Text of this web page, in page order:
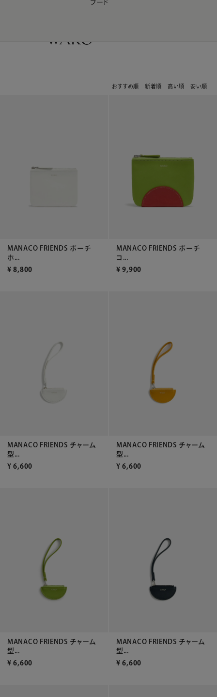
【会員様限定】夏のプレゼントキャンペーン開催中
フード
おすすめ順 新着順 高い順 安い順
MANACO FRIENDS ポーチ
ホ...
¥ 8,800
MANACO FRIENDS ポーチ
コ...
¥ 9,900
MANACO FRIENDS チャーム
型...
¥ 6,600
MANACO FRIENDS チャーム
型...
¥ 6,600
MANACO FRIENDS チャーム
型...
¥ 6,600
MANACO FRIENDS チャーム
型...
¥ 6,600